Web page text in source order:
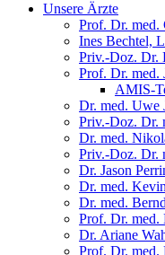
Unsere Ärzte
Prof. Dr. med.
Ines Bechtel,
Priv.-Doz. Dr.
Prof. Dr. med.
AMIS-
Dr. med. Uwe
Priv.-Doz. Dr.
Dr. med.
Priv.-Doz. Dr.
Dr. Jason
Dr. med.
Dr. med.
Prof. Dr. med.
Dr. Ariane
Prof. Dr. med.